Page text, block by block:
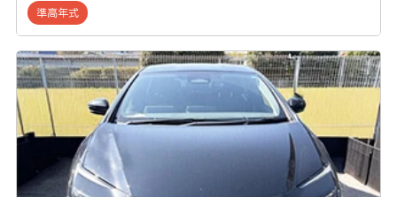
準高年式